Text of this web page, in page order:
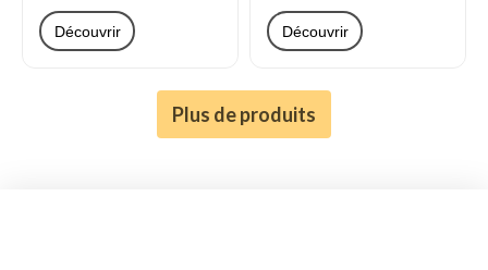
Découvrir Découvrir
Plus de produits